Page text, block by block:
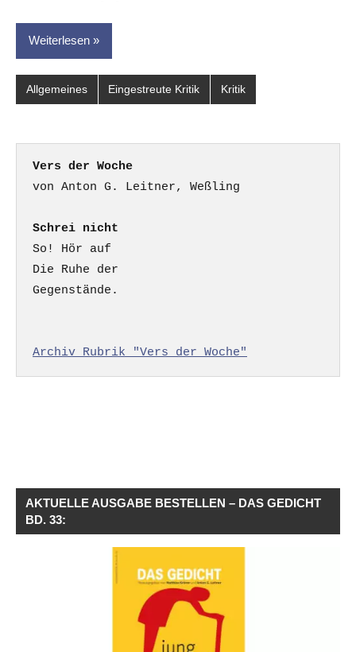
Weiterlesen
Allgemeines Eingestreute Kritik Kritik
Vers der Woche
Schrei nicht
So! Hör auf
Die Ruhe der
Gegenstände.
Archiv Rubrik "Vers der Woche"
AKTUELLE AUSGABE BESTELLEN – DAS GEDICHT
BD. 33: